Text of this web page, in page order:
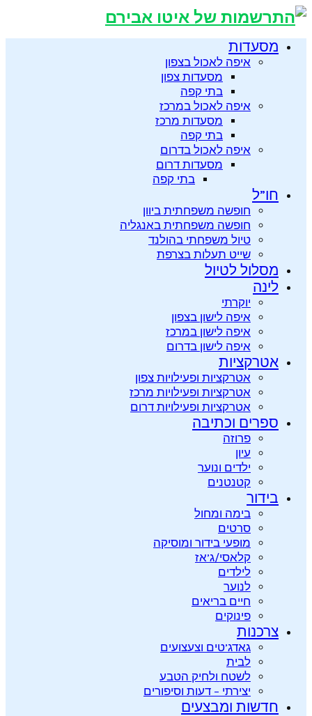
מסעדות
איפה לאכול בצפון
מסעדות צפון
בתי קפה
איפה לאכול במרכז
מסעדות מרכז
בתי קפה
איפה לאכול בדרום
מסעדות דרום
בתי קפה
חו”ל
חופשה משפחתית ביוון
חופשה משפחתית באנגליה
טיול משפחתי בהולנד
שייט תעלות בצרפת
מסלול לטיול
לינה
יוקרתי
איפה לישון בצפון
איפה לישון במרכז
איפה לישון בדרום
אטרקציות
אטרקציות ופעילויות צפון
אטרקציות ופעילויות מרכז
אטרקציות ופעילויות דרום
ספרים וכתיבה
פרוזה
עיון
ילדים ונוער
קטנטנים
בידור
בימה ומחול
סרטים
מופעי בידור ומוסיקה
קלאסי/ג’אז
לילדים
לנוער
חיים בריאים
פינוקים
צרכנות
גאדג’טים וצעצועים
לבית
לשטח ולחיק הטבע
יצירתי – דעות וסיפורים
חדשות ומבצעים